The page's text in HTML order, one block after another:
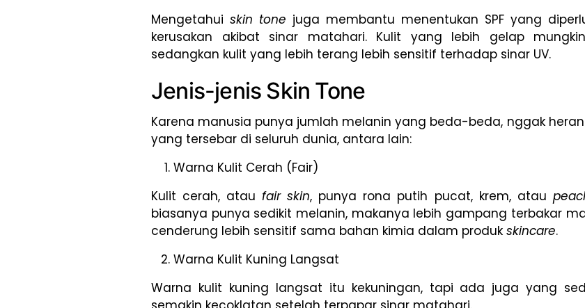
Mengetahui skin tone juga membantu menentukan SPF yang
kerusakan akibat sinar matahari. Kulit yang lebih gelap
sedangkan kulit yang lebih terang lebih sensitif terhadap sinar UV.
Jenis-jenis Skin Tone
Karena manusia punya jumlah melanin yang beda-beda, nggak
yang tersebar di seluruh dunia, antara lain:
Warna Kulit Cerah (Fair)
Kulit cerah, ataufair skin, punya rona putih pucat, krem, atau
biasanya punya sedikit melanin, makanya lebih gampang terbakar
cenderung lebih sensitif sama bahan kimia dalam produk skincare.
Warna Kulit Kuning Langsat
Warna kulit kuning langsat itu kekuningan, tapi ada juga yang